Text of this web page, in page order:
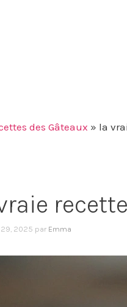
des Gâteaux » la
2025 par Emma